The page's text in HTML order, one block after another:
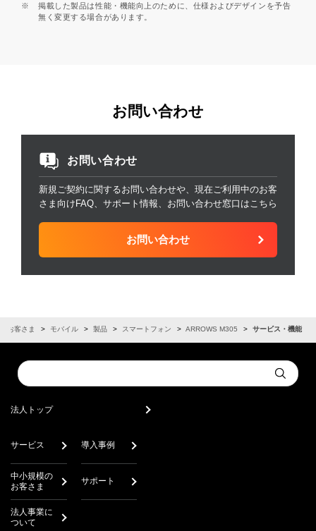
※
掲載した製品は性能・機能向上のために、仕様およびデザインを予告
無く変更する場合があります。
お問い合わせ
お問い合わせ
新規ご契約に関するお問い合わせや、現在ご利用中のお客
さま向けFAQ、サポート情報、お問い合わせ窓口はこちら
お問い合わせ
お客さま モバイル 製品 スマートフォン ARROWS M305 サービス・機能
Conduct
a
Submit
法人トップ
サービス 導入事例
中小規模の
お客さま
サポート
法人事業に
ついて